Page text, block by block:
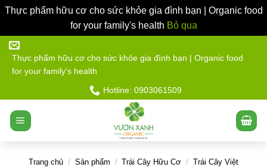
Thực phẩm hữu cơ cho sức khỏe gia đình bạn | Organic food
for your family's health Bỏ qua
Bỏ
qua
nội
Thực phẩm hữu cơ cho sức khỏe gia đình bạn | Organic food
for your family's health
Hotline: 0903061509
Trang chủ / Sản phẩm / Trái Cây Hữu Cơ / Trái Cây Việt